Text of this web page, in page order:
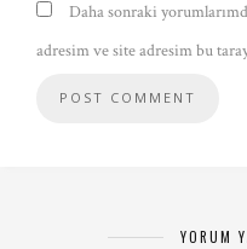
Daha sonraki
adresim ve site adresim bu
YORUM